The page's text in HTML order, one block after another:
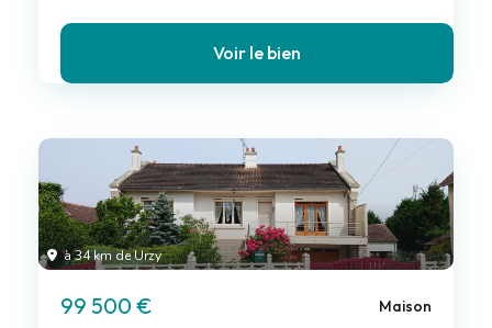
Voir le bien
à 34 km de Urzy
99 500 € Maison